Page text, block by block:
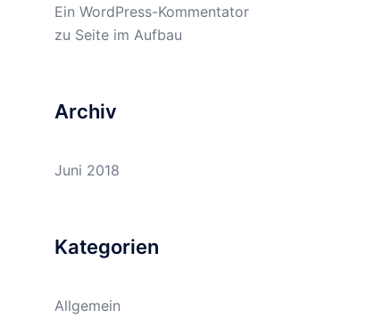
Ein WordPress-Kommentator
zu Seite im Aufbau
Archiv
Juni 2018
Kategorien
Allgemein